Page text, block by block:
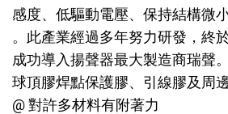
感度、低驅動電壓、保持結構微
。此產業經過多年努力研發，終
成功導入揚聲器最大製造商瑞聲
球頂膠焊點保護膠、引線膠及周邊
@ 對許多材料有附著力